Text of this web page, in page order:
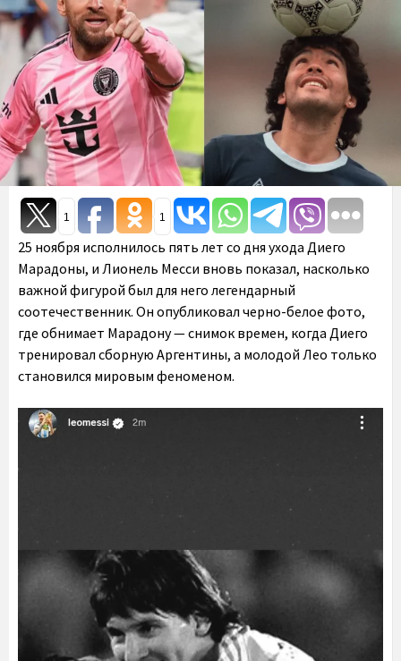
1 1
25 ноября исполнилось пять лет со дня ухода Диего
Марадоны, и Лионель Месси вновь показал, насколько
важной фигурой был для него легендарный
соотечественник. Он опубликовал черно-белое фото,
где обнимает Марадону — снимок времен, когда Диего
тренировал сборную Аргентины, а молодой Лео только
становился мировым феноменом.